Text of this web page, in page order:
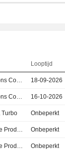
Looptijd
Obligations Convertibles 18-09-2026
Obligations Convertibles 16-10-2026
Turbo Onbeperkt
Exotische Produkte Onbeperkt
Exotische Produkte Onbeperkt